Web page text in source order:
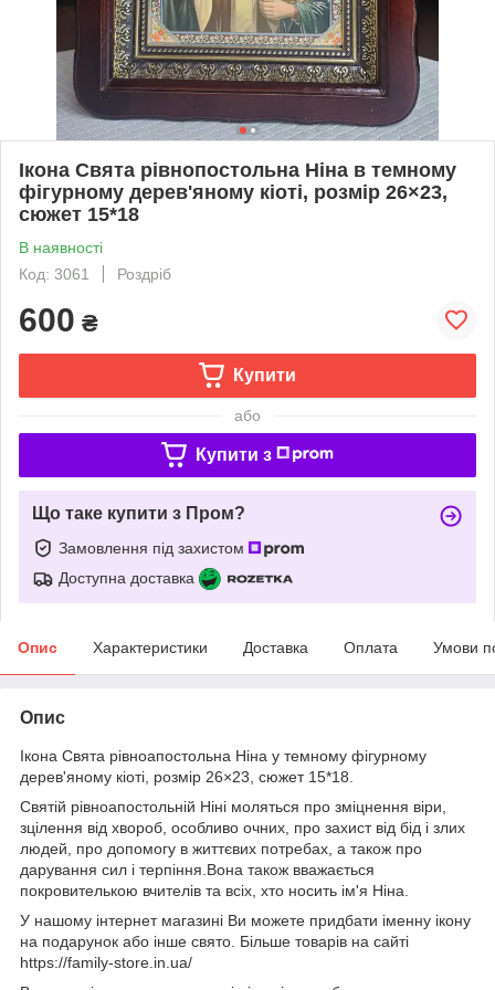
Ікона Свята рівнопостольна Ніна в темному
фігурному дерев'яному кіоті, розмір 26×23,
сюжет 15*18
В наявності
Код: 3061
Роздріб
600 ₴
Купити
або
Купити з
Що таке купити з Пром?
Замовлення під захистом
Доступна доставка
Опис Характеристики Доставка Оплата Умови
Опис
Ікона Свята рівноапостольна Ніна у темному фігурному
дерев'яному кіоті, розмір 26×23, сюжет 15*18.
Святій рівноапостольній Ніні моляться про зміцнення віри,
зцілення від хвороб, особливо очних, про захист від бід і злих
людей, про допомогу в життєвих потребах, а також про
дарування сил і терпіння.Вона також вважається
покровителькою вчителів та всіх, хто носить ім'я Ніна.
У нашому інтернет магазині Ви можете придбати іменну ікону
на подарунок або інше свято. Більше товарів на сайті
https://family-store.in.ua/